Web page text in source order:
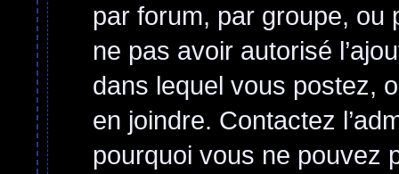
par forum, par groupe, ou
ne pas avoir autorisé
dans lequel vous postez,
en joindre. Contactez
pourquoi vous ne pouvez